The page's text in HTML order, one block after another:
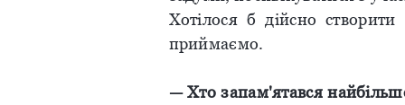
Хотілося б дійсно
приймаємо.
— Хтозапам'ятався